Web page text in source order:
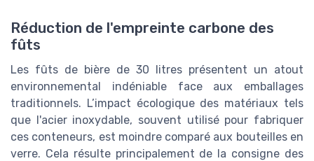
Réduction de l'empreinte carbone des
fûts
Les fûts de bière de 30 litres présentent un atout
environnemental indéniable face aux emballages
traditionnels. L’impact écologique des matériaux tels
que l'acier inoxydable, souvent utilisé pour fabriquer
ces conteneurs, est moindre comparé aux bouteilles en
verre. Cela résulte principalement de la consigne des